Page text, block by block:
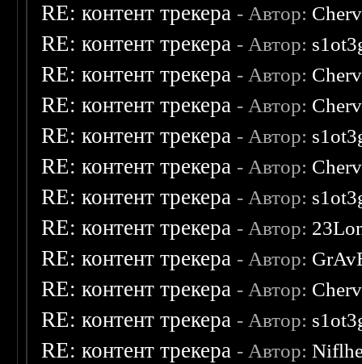
RE: контент трекера - Автор:
RE: контент трекера - Автор:
RE: контент трекера - Автор:
RE: контент трекера - Автор:
RE: контент трекера - Автор:
RE: контент трекера - Автор:
RE: контент трекера - Автор:
RE: контент трекера - Автор:
RE: контент трекера - Автор:
RE: контент трекера - Автор:
RE: контент трекера - Автор:
RE: контент трекера - Автор: